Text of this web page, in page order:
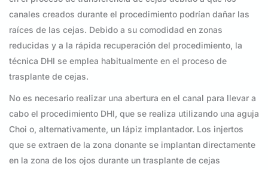
canales creados durante el procedimiento podrían dañar las
raíces de las cejas. Debido a su comodidad en zonas
reducidas y a la rápida recuperación del procedimiento, la
técnica DHI se emplea habitualmente en el proceso de
trasplante de cejas.
No es necesario realizar una abertura en el canal para llevar a
cabo el procedimiento DHI, que se realiza utilizando una aguja
Choi o, alternativamente, un lápiz implantador. Los injertos
que se extraen de la zona donante se implantan directamente
en la zona de los ojos durante un trasplante de cejas